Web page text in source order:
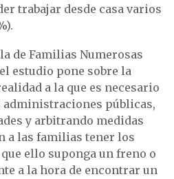
trabajar desde casa varios
de Familias Numerosas
estudio pone sobre la
a la que es necesario
administraciones públicas,
y arbitrando medidas
a las familias tener los
ello suponga un freno o
a la hora de encontrar un